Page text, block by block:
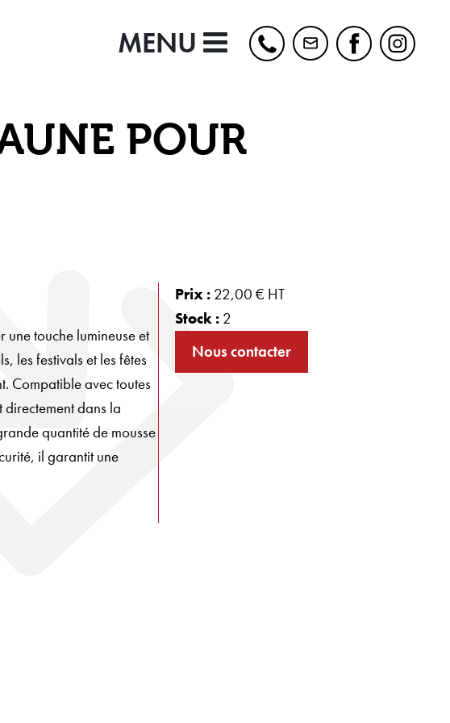
MENU
POUR
touche lumineuse et
les festivals et les fêtes
Compatible avec toutes
dans la
quantité de mousse
il garantit une
Prix : 22,00 € HT
Stock : 2
Nous contacter